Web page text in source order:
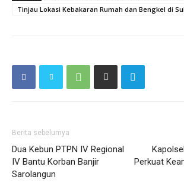
Tinjau Lokasi Kebakaran Rumah dan Bengkel di
Berita sebelumya
Dua Kebun PTPN IV Regional
IV Bantu Korban Banjir
Sarolangun
Perkuat